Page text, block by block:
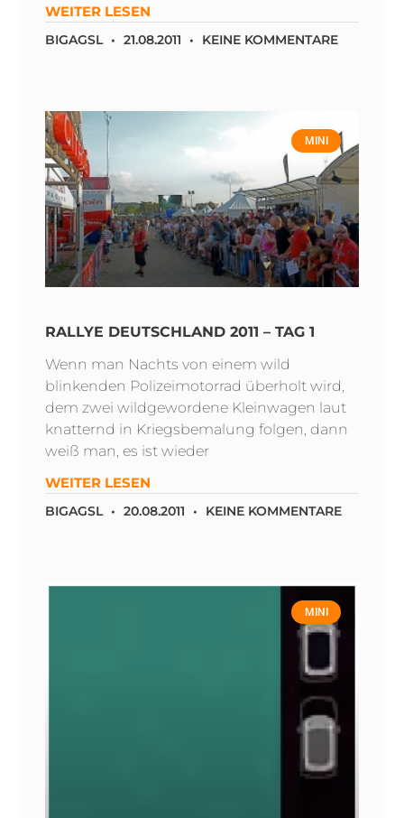
WEITER LESEN
BIGAGSL 21.08.2011 KEINE KOMMENTARE
MINI
RALLYE DEUTSCHLAND 2011 – TAG 1
Wenn man Nachts von einem wild
blinkenden Polizeimotorrad überholt wird,
dem zwei wildgewordene Kleinwagen laut
knatternd in Kriegsbemalung folgen, dann
weiß man, es ist wieder
WEITER LESEN
BIGAGSL 20.08.2011 KEINE KOMMENTARE
MINI